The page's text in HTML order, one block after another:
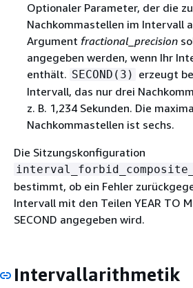
Optionaler Parameter, der die
Nachkommastellen im Intervall
Argument fractional_precision
angegeben werden, wenn Ihr
enthält. SECOND(3) erzeugt
Intervall, das nur drei
z. B. 1,234 Sekunden. Die
Nachkommastellen ist sechs.
Die Sitzungskonfiguration
bestimmt, ob ein Fehler
Intervall mit den Teilen YEAR TO
SECOND angegeben wird.
Intervallarithmetik